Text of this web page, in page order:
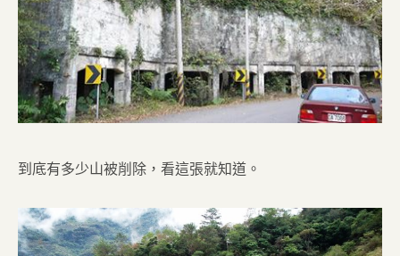
到底有多少山被削除，看這張就知道。